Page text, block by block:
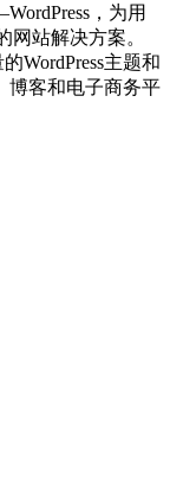
，为用
网站解决方案。
WordPress主题和
博客和电子商务平